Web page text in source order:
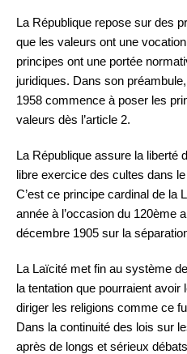
La République repose sur des
que les valeurs ont une
principes ont une portée
juridiques. Dans son
1958 commence à poser les
valeurs dès l’article 2.
La République assure la liberté
libre exercice des cultes dans le
C’est ce principe cardinal de la
année à l’occasion du 120ème
décembre 1905 sur la
La Laïcité met fin au système
la tentation que pourraient avoir
diriger les religions comme ce
Dans la continuité des lois sur
après de longs et sérieux